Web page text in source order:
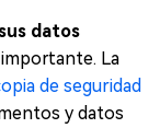
datos
La
de seguridad
y datos